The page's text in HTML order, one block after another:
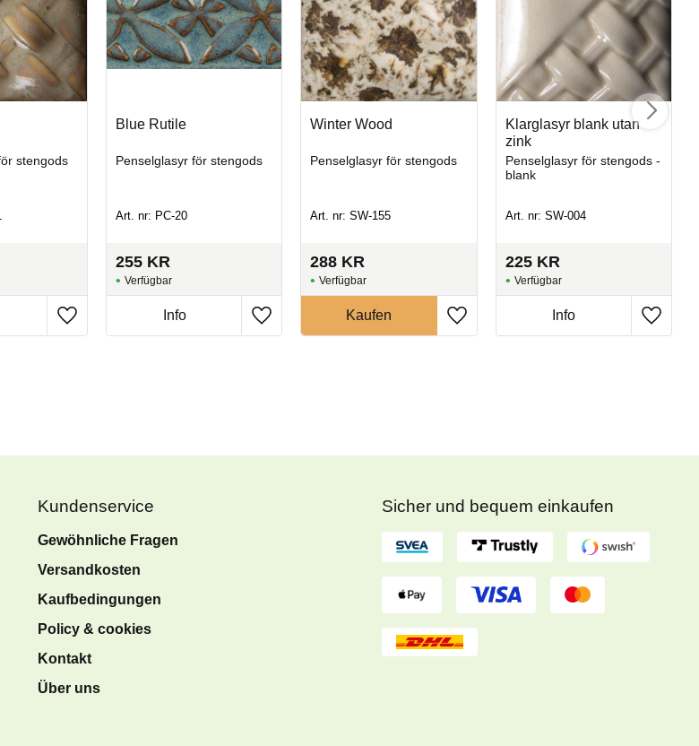
stengods
Blue Rutile
Penselglasyr för stengods
Art. nr: PC-20
255 KR
Winter Wood
Penselglasyr för stengods
Art. nr: SW-155
288 KR
Klarglasyr blank utan
zink
Penselglasyr för stengods -
blank
Art. nr: SW-004
225 KR
Kundenservice
Gewöhnliche Fragen
Versandkosten
Kaufbedingungen
Policy & cookies
Kontakt
Über uns
Sicher und bequem einkaufen